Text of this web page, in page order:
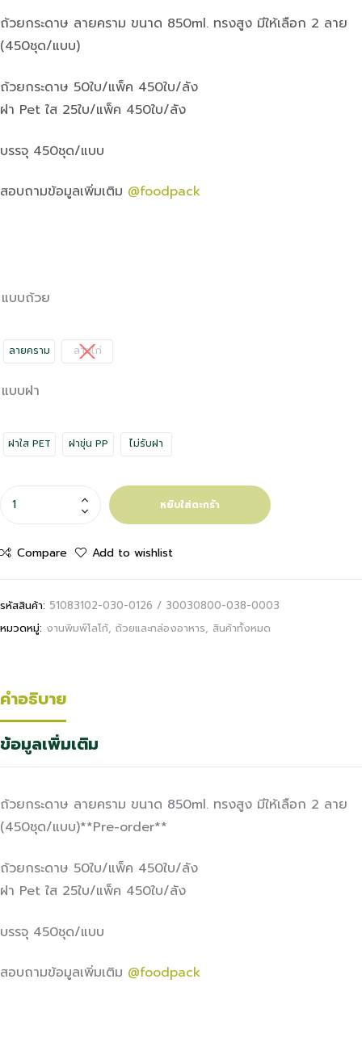
ถ้วยกระดาษ ลายคราม ขนาด 850ml. ทรงสูง มีให้เลือก 2 ลาย
(450ชุด/แบบ)
ถ้วยกระดาษ 50ใบ/แพ็ค 450ใบ/ลัง
ฝา Pet ใส 25ใบ/แพ็ค 450ใบ/ลัง
บรรจุ 450ชุด/แบบ
สอบถามข้อมูลเพิ่มเติม @foodpack
แบบถ้วย
ลายคราม ลายไก่
แบบฝา
ฝาใส PET ฝาขุ่น PP ไม่รับฝา
หยิบใส่ตะกร้า
Compare Add to wishlist
รหัสสินค้า: 51083102-030-0126 / 30030800-038-0003
หมวดหมู่: งานพิมพ์โลโก้, ถ้วยและกล่องอาหาร, สินค้าทั้งหมด
คำอธิบาย
ข้อมูลเพิ่มเติม
ถ้วยกระดาษ ลายคราม ขนาด 850ml. ทรงสูง มีให้เลือก 2 ลาย
(450ชุด/แบบ)**Pre-order**
ถ้วยกระดาษ 50ใบ/แพ็ค 450ใบ/ลัง
ฝา Pet ใส 25ใบ/แพ็ค 450ใบ/ลัง
บรรจุ 450ชุด/แบบ
สอบถามข้อมูลเพิ่มเติม @foodpack